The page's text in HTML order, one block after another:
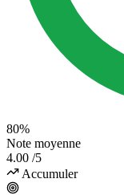
80%
Note moyenne
4.00 /5
Accumuler